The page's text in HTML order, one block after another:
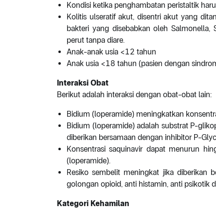
Kondisi ketika penghambatan peristaltik
Kolitis ulseratif akut, disentri akut yang
bakteri yang disebabkan oleh
perut tanpa diare.
Anak-anak usia <12 tahun
Anak usia <18 tahun (pasien dengan
Interaksi Obat
Berikut adalah interaksi dengan obat-obat lain:
Bidium (loperamide) meningkatkan
Bidium (loperamide) adalah substrat P-
diberikan bersamaan dengan inhibitor P-
Konsentrasi saquinavir dapat menurun
(loperamide).
Resiko sembelit meningkat jika diberikan
golongan opioid, anti histamin, anti psikotik
Kategori Kehamilan